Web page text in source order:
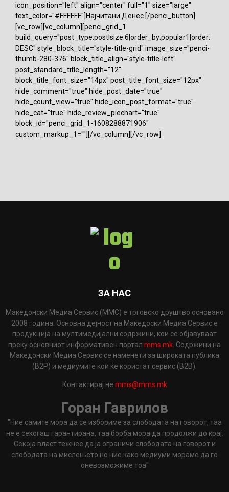
icon_position="left" align="center" full="1" size="large"
text_color="#FFFFFF"]Најчитани Денес [/penci_button]
[vc_row][vc_column][penci_grid_1
build_query="post_type:post|size:6|order_by:popular1|order:
DESC" style_block_title="style-title-grid" image_size="penci-
thumb-280-376" block_title_align="style-title-left"
post_standard_title_length="12"
block_title_font_size="14px" post_title_font_size="12px"
hide_comment="true" hide_post_date="true"
hide_count_view="true" hide_icon_post_format="true"
hide_cat="true" hide_review_piechart="true"
block_id="penci_grid_1-1608288871906"
custom_markup_1=""][/vc_column][/vc_row]
ЗА НАС
Македонски Медиа Сервис (ММС) е трговско друштво основано
2008 година. Основна дејност на Македоски Медиа Сервис е
продукција на мултимедијални содржини, кои се објавуваат
преку основниот информативен портал mms.mk . Содржини на
Македонски Медиа Сервис се наменети за широката публика
(B2P) и медиумите кои ќе користат сервис (B2B).
Контактирај не mms@mms.mk
Горан Гаврилов
"Ние самите мора да се избориме за слободата на говорот, таа
не е секогаш гарантирана, таа борба мора да продолжи до крај.
Секоја власт тежнее да ја ограничи слободата на говорот и
слободата на мислењето но ние како медиуми мораме да го
оневозможиме тоа"